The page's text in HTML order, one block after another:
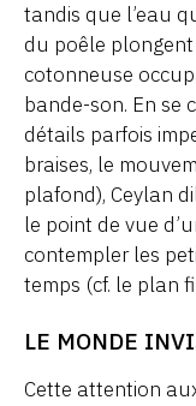
tandis que l’eau
du poêle plongent
cotonneuse
bande-son. En se
détails parfois
braises, le
plafond), Ceylan
le point de vue
contempler les
temps (cf. le plan
LE MONDE
Cette attention